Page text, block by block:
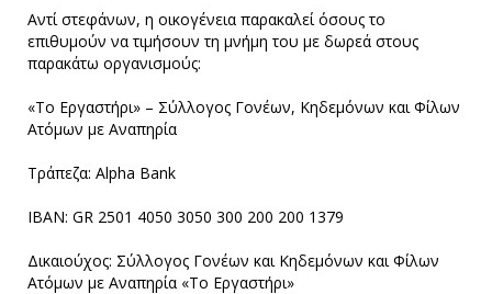
Αντί στεφάνων, η οικογένεια παρακαλεί όσους το
επιθυμούν να τιμήσουν τη μνήμη του με δωρεά στους
παρακάτω οργανισμούς:
«Το Εργαστήρι» – Σύλλογος Γονέων, Κηδεμόνων και Φίλων
Ατόμων με Αναπηρία
Τράπεζα: Alpha Bank
ΙΒΑΝ: GR 2501 4050 3050 300 200 200 1379
Δικαιούχος: Σύλλογος Γονέων και Κηδεμόνων και Φίλων
Ατόμων με Αναπηρία «Το Εργαστήρι»